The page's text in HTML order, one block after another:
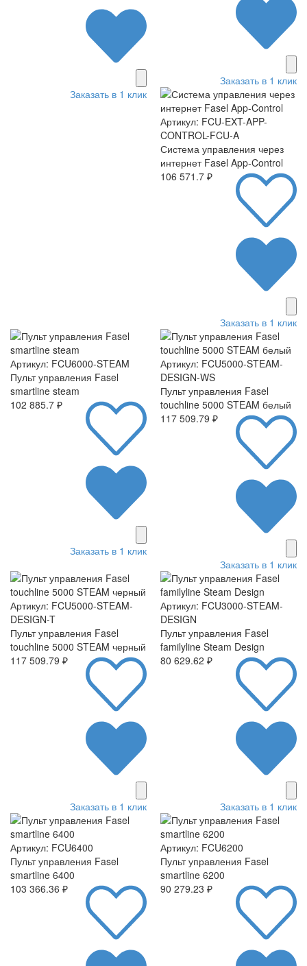
Заказать в 1 клик
Заказать в 1 клик
Артикул: FCU-EXT-APP-
CONTROL-FCU-A
Система управления через
интернет Fasel App-Control
106 571.7 ₽
Заказать в 1 клик
Артикул: FCU6000-STEAM
Пульт управления Fasel
smartline steam
102 885.7 ₽
Заказать в 1 клик
Артикул: FCU5000-STEAM-
DESIGN-WS
Пульт управления Fasel
touchline 5000 STEAM белый
117 509.79 ₽
Заказать в 1 клик
Артикул: FCU5000-STEAM-
DESIGN-T
Пульт управления Fasel
touchline 5000 STEAM черный
117 509.79 ₽
Заказать в 1 клик
Артикул: FCU3000-STEAM-
DESIGN
Пульт управления Fasel
familyline Steam Design
80 629.62 ₽
Заказать в 1 клик
Артикул: FCU6400
Пульт управления Fasel
smartline 6400
103 366.36 ₽
Артикул: FCU6200
Пульт управления Fasel
smartline 6200
90 279.23 ₽